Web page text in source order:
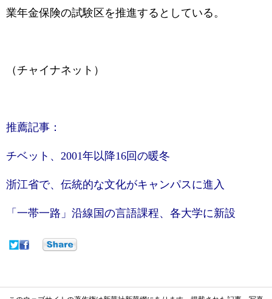
業年金保険の試験区を推進するとしている。
（チャイナネット）
推薦記事：
チベット、2001年以降16回の暖冬
浙江省で、伝統的な文化がキャンパスに進入
「一帯一路」沿線国の言語課程、各大学に新設